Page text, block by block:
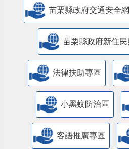
苗栗縣政府交通安全網
苗栗縣政府新住
法律扶助專區
小黑蚊防治區
客語推廣專區